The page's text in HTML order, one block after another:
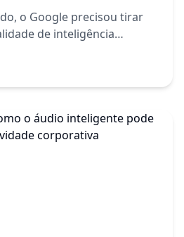
o Google precisou tirar
de inteligência
imagens simulando
ce...